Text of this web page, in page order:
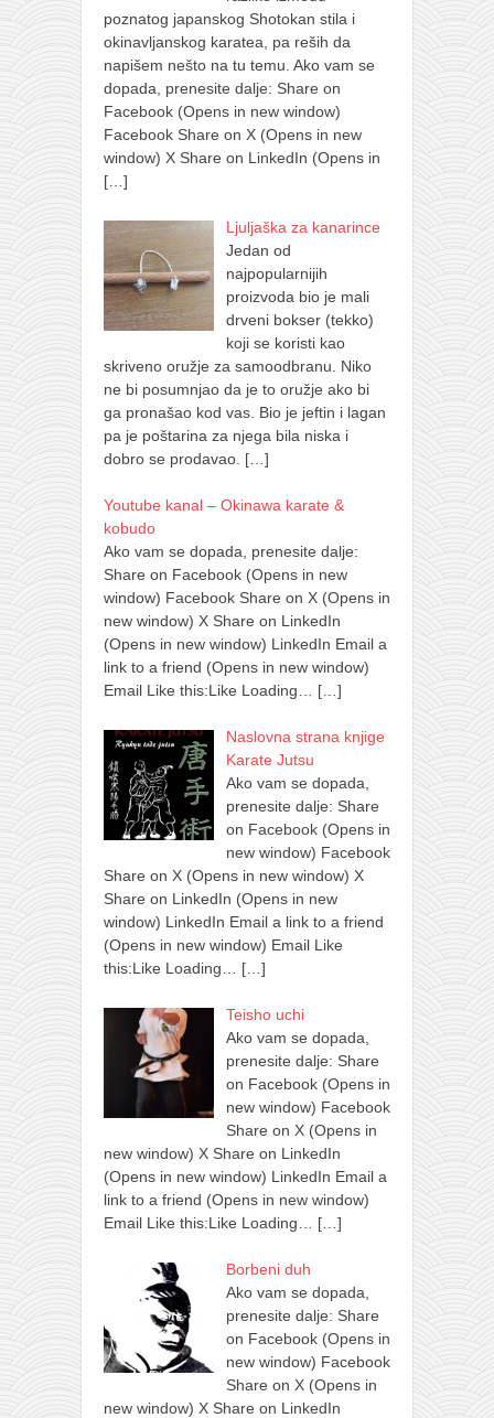
poznatog japanskog Shotokan stila i
okinavljanskog karatea, pa reših da
napišem nešto na tu temu. Ako vam se
dopada, prenesite dalje: Share on
Facebook (Opens in new window)
Facebook Share on X (Opens in new
window) X Share on LinkedIn (Opens in
[…]
Ljuljaška za kanarince
Jedan od
najpopularnijih
proizvoda bio je mali
drveni bokser (tekko)
koji se koristi kao
skriveno oružje za samoodbranu. Niko
ne bi posumnjao da je to oružje ako bi
ga pronašao kod vas. Bio je jeftin i lagan
pa je poštarina za njega bila niska i
dobro se prodavao. […]
Youtube kanal – Okinawa karate &
kobudo
Ako vam se dopada, prenesite dalje:
Share on Facebook (Opens in new
window) Facebook Share on X (Opens in
new window) X Share on LinkedIn
(Opens in new window) LinkedIn Email a
link to a friend (Opens in new window)
Email Like this:Like Loading…
[…]
Naslovna strana knjige
Karate Jutsu
Ako vam se dopada,
prenesite dalje: Share
on Facebook (Opens in
new window) Facebook
Share on X (Opens in new window) X
Share on LinkedIn (Opens in new
window) LinkedIn Email a link to a friend
(Opens in new window) Email Like
this:Like Loading…
[…]
Teisho uchi
Ako vam se dopada,
prenesite dalje: Share
on Facebook (Opens in
new window) Facebook
Share on X (Opens in
new window) X Share on LinkedIn
(Opens in new window) LinkedIn Email a
link to a friend (Opens in new window)
Email Like this:Like Loading…
[…]
Borbeni duh
Ako vam se dopada,
prenesite dalje: Share
on Facebook (Opens in
new window) Facebook
Share on X (Opens in
new window) X Share on LinkedIn